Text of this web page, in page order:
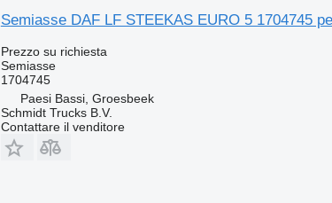
Semiasse DAF LF STEEKAS EURO 5 1704745
Prezzo su richiesta
Semiasse
1704745
Paesi Bassi, Groesbeek
Schmidt Trucks B.V.
Contattare il venditore